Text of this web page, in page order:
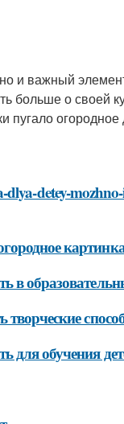
и важный
больше о своей
пугало огородное
detey-
в
для обучения